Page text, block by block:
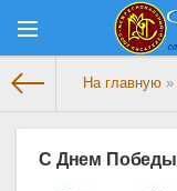
На главную »
С Днем